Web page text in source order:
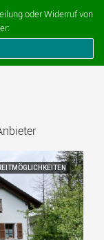
oder Widerruf von